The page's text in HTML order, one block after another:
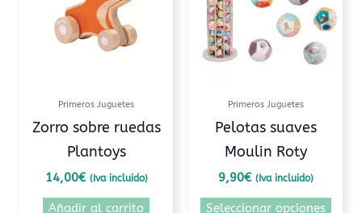
Primeros Juguetes
Zorro sobre ruedas
Plantoys
14,00€ (Iva incluido)
Añadir al carrito
Primeros Juguetes
Pelotas suaves
Moulin Roty
9,90€ (Iva incluido)
Seleccionar opciones